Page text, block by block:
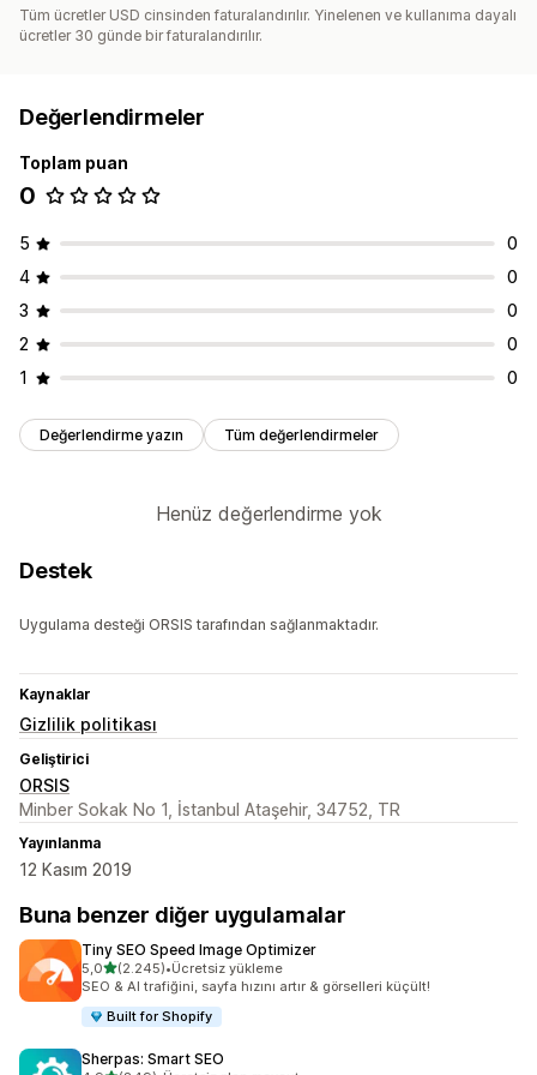
Tüm ücretler USD cinsinden faturalandırılır. Yinelenen ve kullanıma dayalı
ücretler 30 günde bir faturalandırılır.
Değerlendirmeler
Toplam puan
0
5
0
4
0
3
0
2
0
1
0
Değerlendirme yazın Tüm değerlendirmeler
Henüz değerlendirme yok
Destek
Uygulama desteği ORSIS tarafından sağlanmaktadır.
Kaynaklar
Gizlilik politikası
Geliştirici
ORSIS
Minber Sokak No 1, İstanbul Ataşehir, 34752, TR
Yayınlanma
12 Kasım 2019
Buna benzer diğer uygulamalar
Tiny SEO Speed Image Optimizer
5,05 yıldız üzerinden
(2.245)
toplam 2245 değerlendirme
•Ücretsiz yükleme
SEO & AI trafiğini, sayfa hızını artır & görselleri küçült!
Built for Shopify
Sherpas: Smart SEO